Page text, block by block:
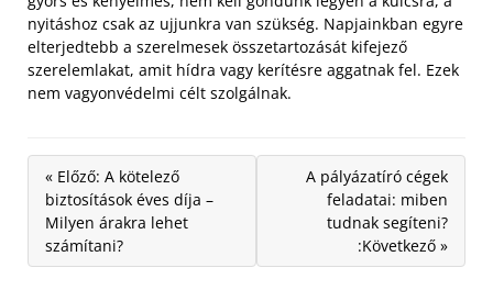
nyitáshoz csak az ujjunkra van szükség. Napjainkban egyre
elterjedtebb a szerelmesek összetartozását kifejező
szerelemlakat, amit hídra vagy kerítésre aggatnak fel. Ezek
nem vagyonvédelmi célt szolgálnak.
« Előző: A kötelező
biztosítások éves díja –
Milyen árakra lehet
számítani?
A pályázatíró cégek
feladatai: miben
tudnak segíteni?
:Következő »